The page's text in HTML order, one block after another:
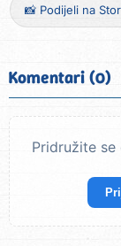
📸 Podijeli na
Komentari (0)
Pridružite